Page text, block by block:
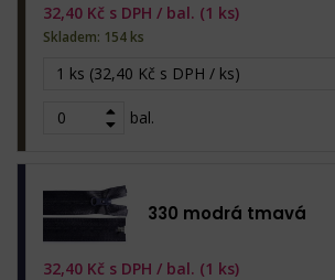
1 ks (32,40 Kč s DPH / ks)
bal.
32,40 Kč s DPH / bal. (1 ks)
Skladem: 154 ks
330 modrá tmavá
32,40 Kč s DPH / bal. (1 ks)